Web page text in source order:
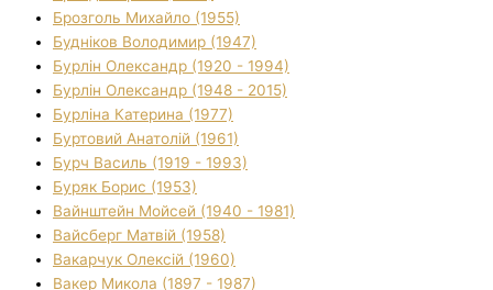
Брозголь Михайло (1955)
Будніков Володимир (1947)
Бурлін Олександр (1920 - 1994)
Бурлін Олександр (1948 - 2015)
Бурліна Катерина (1977)
Буртовий Анатолій (1961)
Бурч Василь (1919 - 1993)
Буряк Борис (1953)
Вайнштейн Мойсей (1940 - 1981)
Вайсберг Матвій (1958)
Вакарчук Олексій (1960)
Вакер Микола (1897 - 1987)